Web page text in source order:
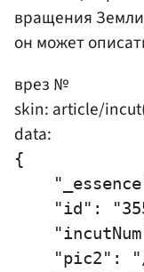
вращения
он может
врез №
skin: article/
data:
{
"id":
"pic2":